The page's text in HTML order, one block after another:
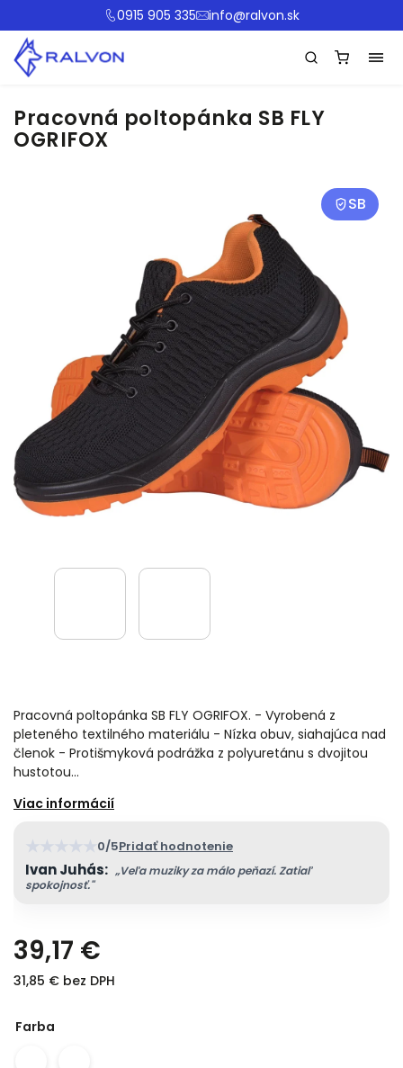
0915 905 335 info@ralvon.sk
Pracovná poltopánka SB FLY
OGRIFOX
SB
Pracovná poltopánka SB FLY OGRIFOX. - Vyrobená z
pleteného textilného materiálu - Nízka obuv, siahajúca nad
členok - Protišmyková podrážka z polyuretánu s dvojitou
hustotou…
★ ★ ★ ★ ★0/5Pridať hodnotenie
Ivan Juhás: „Veľa muziky za málo peňazí. Zatiaľ
spokojnosť."
39,17 €
31,85 € bez DPH
Farba